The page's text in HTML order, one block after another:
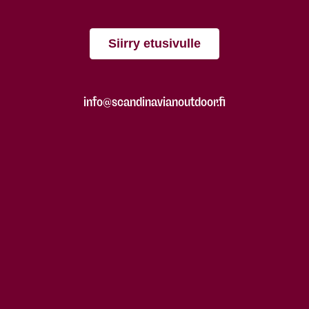
Siirry etusivulle
info@scandinavianoutdoor.fi